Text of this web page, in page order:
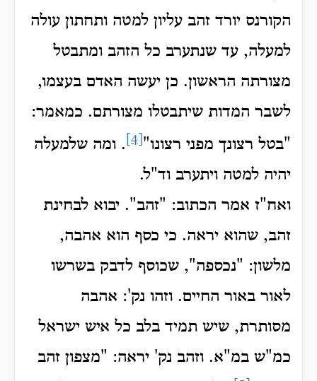
הקורנס יורד זהב עליון למטה ותחתון עולה
למעלה, עד שנתערב כל הזהב ומתבטל
מצורתה הראשון. כן יעשה האדם בעצמו,
לשבר המדות שיתבטלו מצורתם. כמאמר:
"בטל רצונך מפני רצונו"
. ומה שלמעלה
יהיה למטה ויתערב וד"ל.
ואח"ז אמר הכתוב: "זהב". יבוא לבחינת
זהב, שהוא יראה. כי כסף הוא אהבה,
מלשון: "נכספה", שכוסף לדבק בשרשו
לאור באור החיים. וזהו נק': אהבה
מסותרת, שיש תמיד בלב כל איש ישראל
כמ"ש במ"א. וזהב נק' יראה: "מצפון זהב